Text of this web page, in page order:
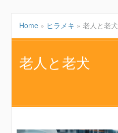
Home » ヒラメキ »老人と老犬
老人と老犬